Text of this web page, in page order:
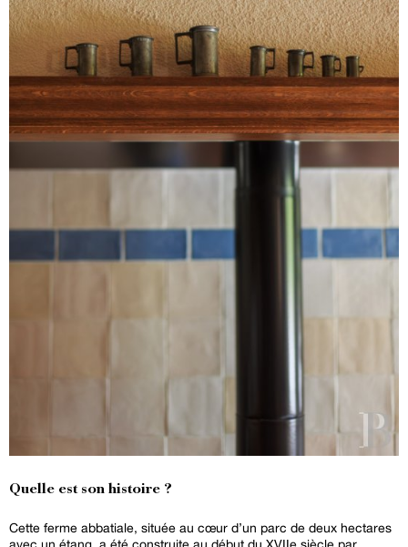
Quelle est son histoire ?
Cette ferme abbatiale, située au cœur d’un parc de deux hectares